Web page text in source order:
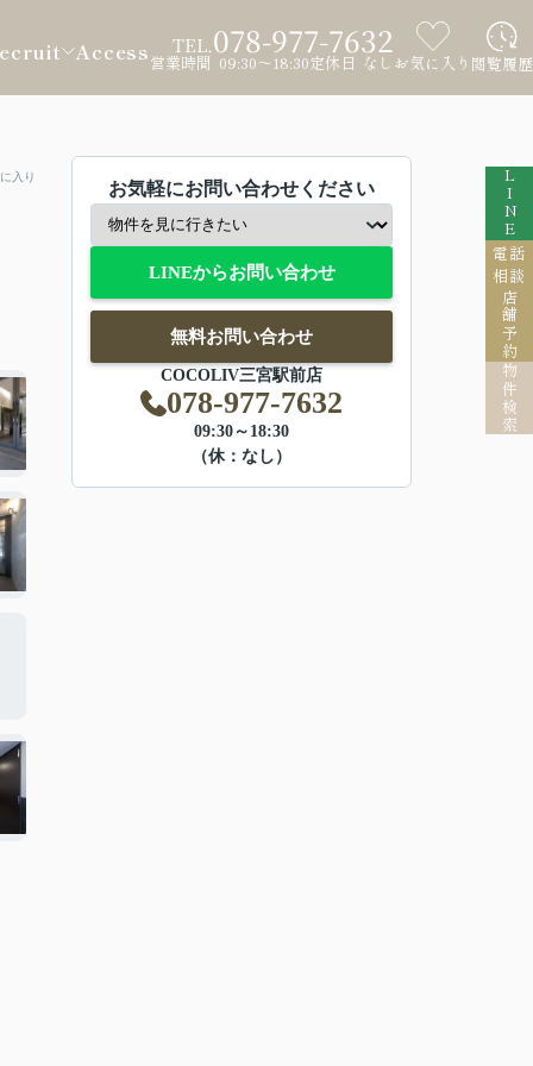
Access TEL.078-977-7632
営業時間 09:30～18:30定休日 なし お気に入り 閲覧履歴
LINE
電話
相談
店舗予約
物件検索
入り
お気軽にお問い合わせください
LINEからお問い合わせ
無料お問い合わせ
COCOLIV三宮駅前店
078-977-7632
09:30～18:30
（休：なし）